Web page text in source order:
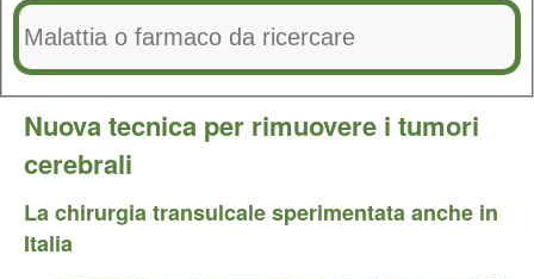
Nuova tecnica per rimuovere i tumori
cerebrali
La chirurgia transulcale sperimentata anche in
Italia